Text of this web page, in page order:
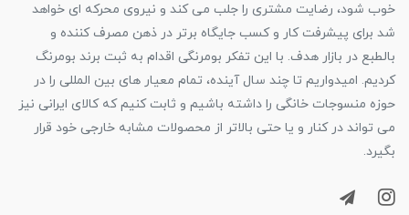
خوب شود، رضایت مشتری را جلب می کند و نیروی محرکه ای خواهد
شد برای پیشرفت کار و کسب جایگاه برتر در ذهن مصرف کننده و
بالطبع در بازار هدف. با این تفکر بومرنگی اقدام به ثبت برند بومرنگ
کردیم. امیدواریم تا چند سال آینده، تمام معیار های بین المللی را در
حوزه منسوجات خانگی را داشته باشیم و ثابت کنیم که کالای ایرانی نیز
می تواند در کنار و یا حتی بالاتر از محصولات مشابه خارجی خود قرار
بگیرد.